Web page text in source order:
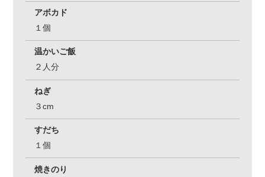
アボカド
１個
温かいご飯
２人分
ねぎ
３cm
すだち
１個
焼きのり